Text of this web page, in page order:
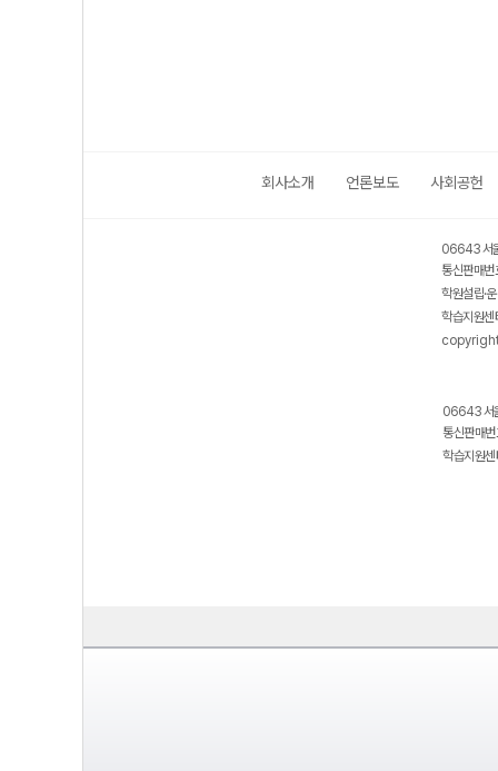
회사소개 언론보도 사회공헌
06643 서
통신판매
학원설립·
학습지원
06643 서
통신판매
학습지원